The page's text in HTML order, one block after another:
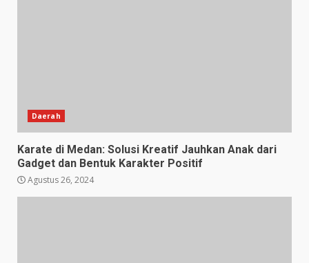
Daerah
Karate di Medan: Solusi Kreatif Jauhkan Anak dari
Gadget dan Bentuk Karakter Positif
Agustus 26, 2024